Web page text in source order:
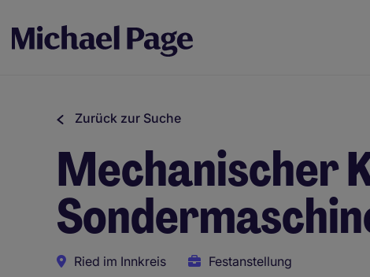
Zurück zur Suche
Mechanischer
Ried im Innkreis Festanstellung